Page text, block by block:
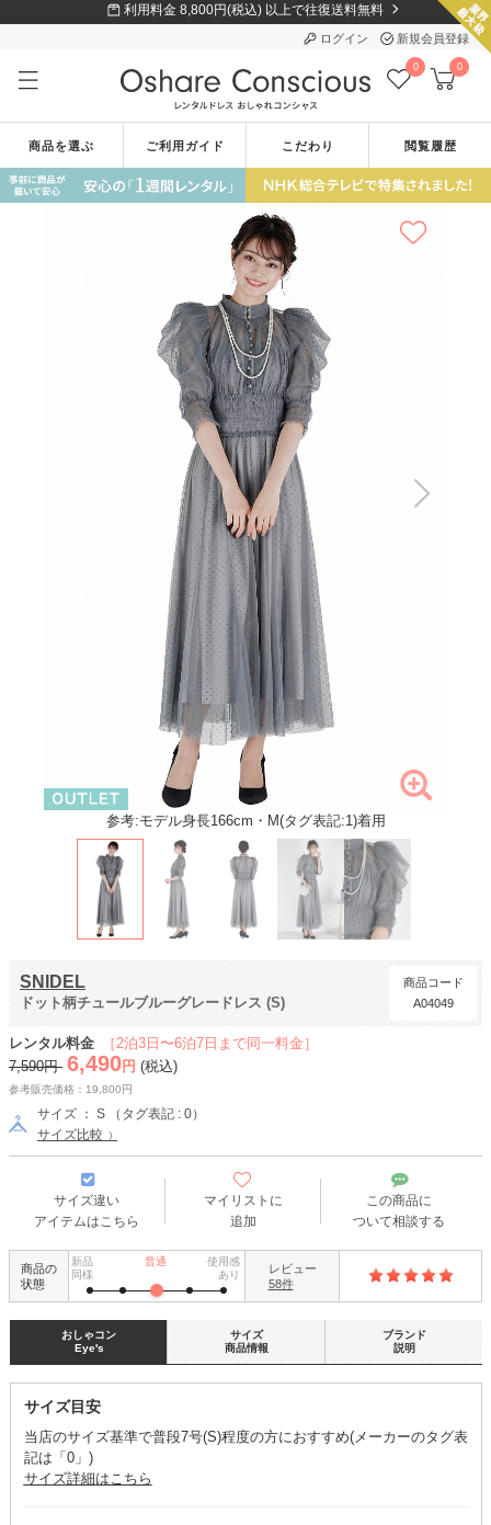
利用料金 8,800円(税込) 以上で往復送料無料
ログイン 新規会員登録
0 0
商品を選ぶ ご利用ガイド こだわり 閲覧履歴
参考:モデル身長166cm・M(タグ表記:1)着用
SNIDEL
ドット柄チュールブルーグレードレス (S)
商品コード
A04049
［2泊3日〜6泊7日まで同一料金］
レンタル料金
7,590円 6,490 円 (税込)
参考販売価格：19,800円
サイズ ： S （タグ表記 : 0）
サイズ比較
サイズ違い
アイテムはこちら
マイリストに
追加
この商品に
ついて相談する
商品の
状態
新品
同様
普通
使用感
あり
レビュー
58件
おしゃコン
Eye's
サイズ目安
当店のサイズ基準で普段7号(S)程度の方におすすめ(メーカーのタグ表
記は「0」)
サイズ詳細はこちら
サイズ
商品情報
ブランド
説明